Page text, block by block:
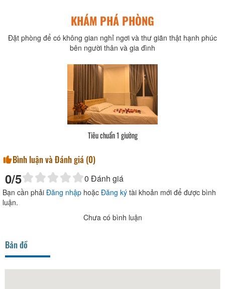
KHÁM PHÁ PHÒNG
Đặt phòng để có không gian nghỉ ngơi và thư giãn thật hạnh phúc
bên người thân và gia đình
Tiêu chuẩn 1 giường
Bình luận và Đánh giá (0)
0/5 0 Đánh giá
Bạn cần phải Đăng nhập hoặc Đăng ký tài khoản mới để được bình
luận.
Chưa có bình luận
Bản đồ